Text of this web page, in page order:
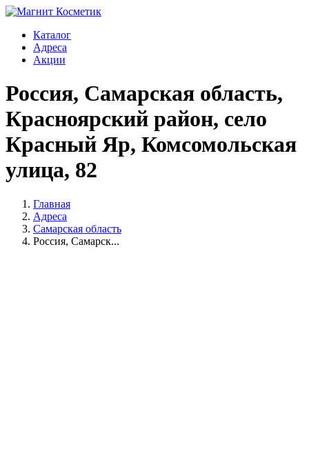
Каталог
Адреса
Акции
Россия, Самарская область,
Красноярский район, село
Красный Яр, Комсомольская
улица, 82
Главная
Адреса
Самарская область
Россия, Самарск...